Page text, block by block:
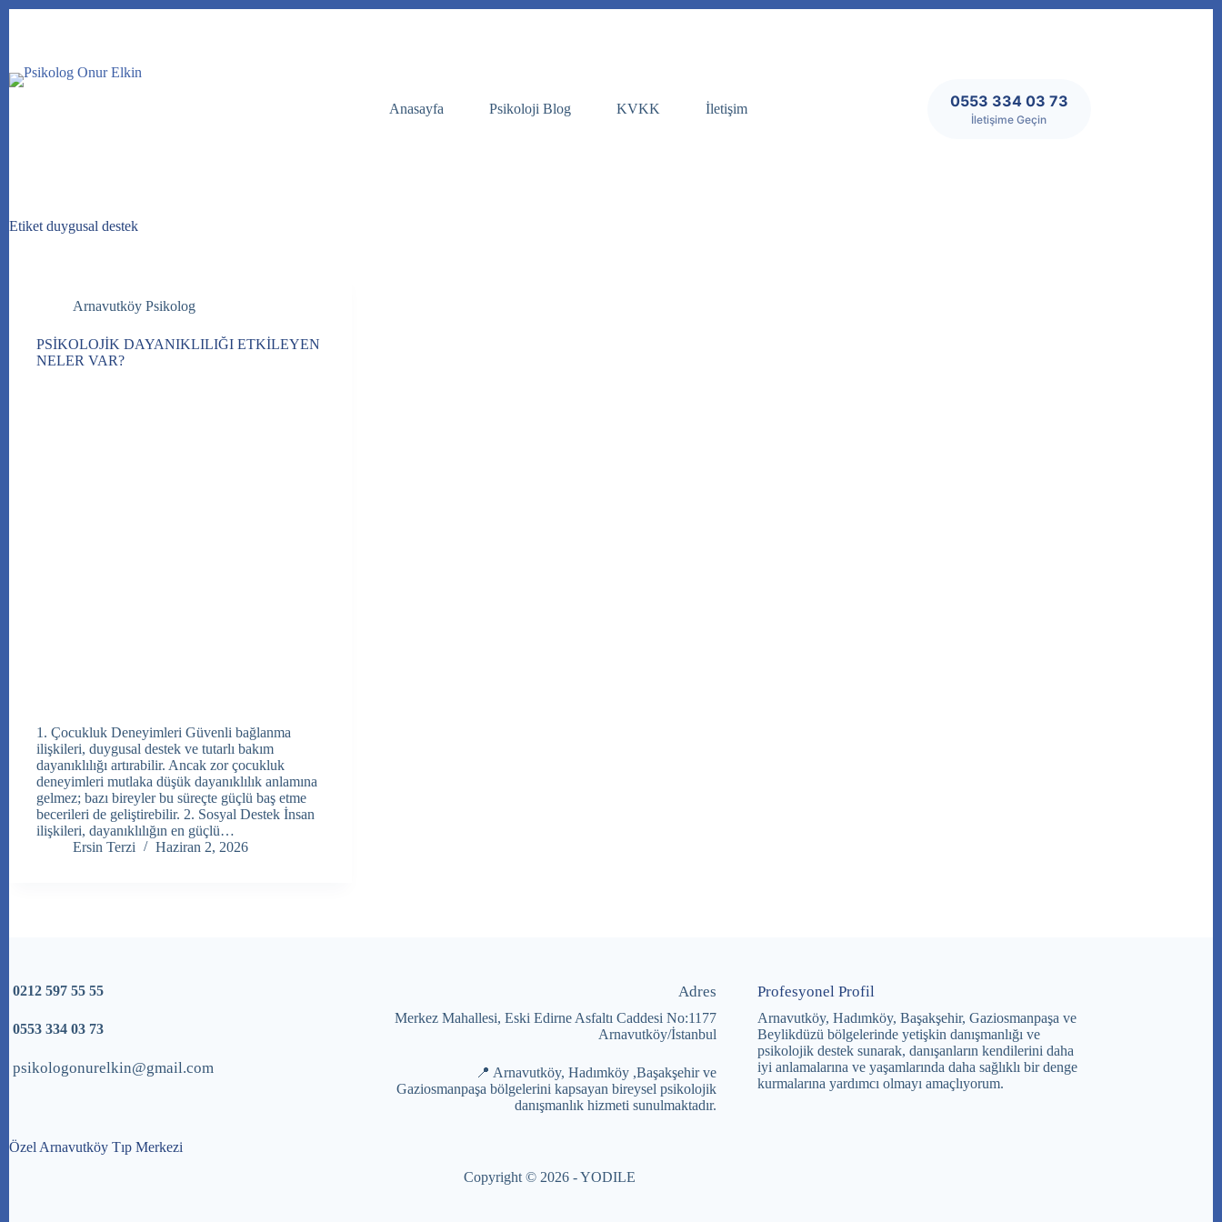
Anasayfa Psikoloji Blog KVKK İletişim 0553 334 03 73
İletişime Geçin
Etiket duygusal destek
Arnavutköy Psikolog
PSİKOLOJİK DAYANIKLILIĞI ETKİLEYEN
NELER VAR?
1. Çocukluk Deneyimleri Güvenli bağlanma
ilişkileri, duygusal destek ve tutarlı bakım
dayanıklılığı artırabilir. Ancak zor çocukluk
deneyimleri mutlaka düşük dayanıklılık anlamına
gelmez; bazı bireyler bu süreçte güçlü baş etme
becerileri de geliştirebilir. 2. Sosyal Destek İnsan
ilişkileri, dayanıklılığın en güçlü…
Ersin Terzi
Haziran 2, 2026
0212 597 55 55
0553 334 03 73
psikologonurelkin@gmail.com
Özel Arnavutköy Tıp Merkezi
Adres
Merkez Mahallesi, Eski Edirne Asfaltı Caddesi No:1177
Arnavutköy/İstanbul
📍 Arnavutköy, Hadımköy ,Başakşehir ve
Gaziosmanpaşa bölgelerini kapsayan bireysel psikolojik
danışmanlık hizmeti sunulmaktadır.
Profesyonel Profil
Arnavutköy, Hadımköy, Başakşehir, Gaziosmanpaşa ve
Beylikdüzü bölgelerinde yetişkin danışmanlığı ve
psikolojik destek sunarak, danışanların kendilerini daha
iyi anlamalarına ve yaşamlarında daha sağlıklı bir denge
kurmalarına yardımcı olmayı amaçlıyorum.
Copyright © 2026 -YODILE